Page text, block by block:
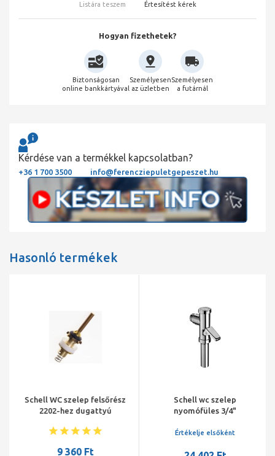
Listára teszem Értesítést kérek
Hogyan fizethetek?
Biztonságosan
online bankkártyával
Személyesen
az üzletben
Személyesen
a futárnál
Kérdése van a termékkel kapcsolatban?
+36 1 700 3500 info@ferencziepuletgepeszet.hu
Hasonló termékek
Schell WC szelep felsőrész
2202-hez dugattyú
9 360 Ft
Schell wc szelep
nyomófüles 3/4"
Értékelje elsőként